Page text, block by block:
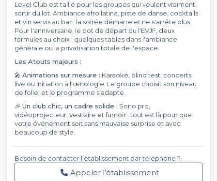
Level Club est taillé pour les groupes qui veulent vraiment
sortir du lot. Ambiance afro latina, piste de danse, cocktails
et vin servis au bar : la soirée démarre et ne s'arrête plus.
Pour l'anniversaire, le pot de départ ou l'EVJF, deux
formules au choix : quelques tables dans l'ambiance
générale ou la privatisation totale de l'espace.
Les Atouts majeurs :
🎤 Animations sur mesure : Karaoké, blind test, concerts
live ou initiation à l'œnologie. Le groupe choisit son niveau
de folie, et le programme s'adapte.
🎉 Un club chic, un cadre solide : Sono pro,
vidéoprojecteur, vestiaire et fumoir : tout est là pour que
votre événement soit sans mauvaise surprise et avec
beaucoup de style.
Besoin de contacter l’établissement par téléphone ?
Appeler l’établissement